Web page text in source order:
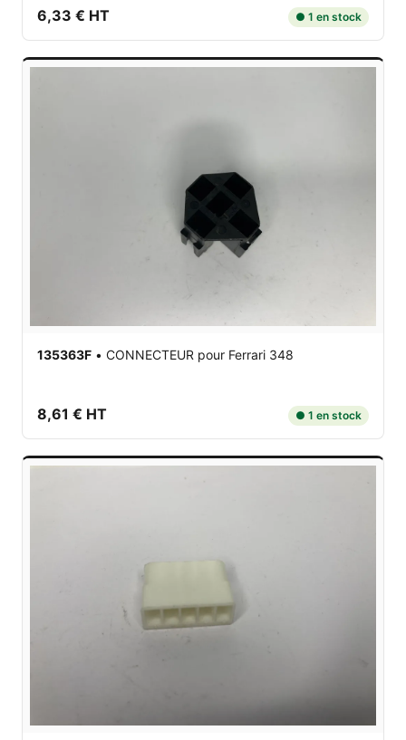
6,33 € HT ● 1 en stock
135363F • CONNECTEUR pour Ferrari 348
8,61 € HT ● 1 en stock